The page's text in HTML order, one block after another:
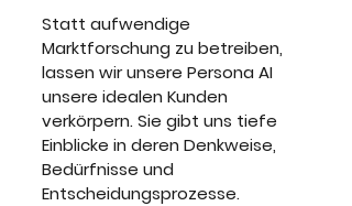
Statt aufwendige
Marktforschung zu betreiben,
lassen wir unsere Persona AI
unsere idealen Kunden
verkörpern. Sie gibt uns tiefe
Einblicke in deren Denkweise,
Bedürfnisse und
Entscheidungsprozesse.